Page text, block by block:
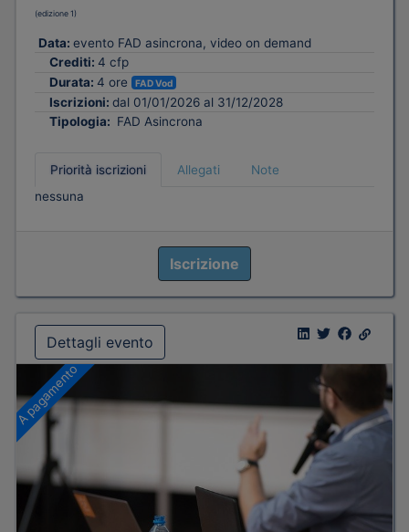
(edizione 1)
Data: evento FAD asincrona, video on demand
Crediti: 4 cfp
Durata: 4 ore FAD Vod
Iscrizioni: dal 01/01/2026 al 31/12/2028
Tipologia: FAD Asincrona
Priorità iscrizioni Allegati
Note
nessuna
Iscrizione
Dettagli evento
A pagamento